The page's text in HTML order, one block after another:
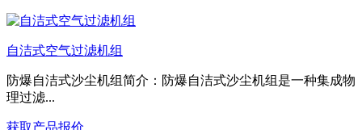
自洁式空气过滤机组
防爆自洁式沙尘机组简介：防爆自洁式沙尘机组是一种集成物
理过滤...